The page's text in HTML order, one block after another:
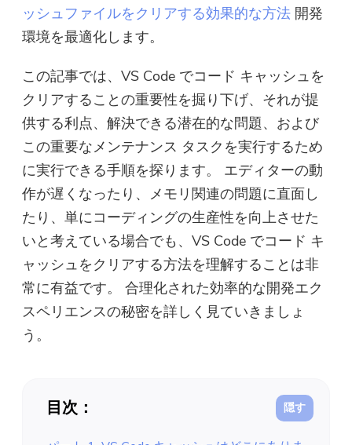
ッシュファイルをクリアする効果的な方法 開発
環境を最適化します。
この記事では、VS Code でコード キャッシュを
クリアすることの重要性を掘り下げ、それが提
供する利点、解決できる潜在的な問題、および
この重要なメンテナンス タスクを実行するため
に実行できる手順を探ります。 エディターの動
作が遅くなったり、メモリ関連の問題に直面し
たり、単にコーディングの生産性を向上させた
いと考えている場合でも、VS Code でコード キ
ャッシュをクリアする方法を理解することは非
常に有益です。 合理化された効率的な開発エク
スペリエンスの秘密を詳しく見ていきましょ
う。
目次：